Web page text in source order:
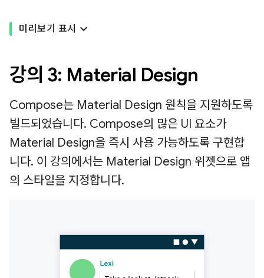
미리보기 표시
강의 3: Material Design
Compose는 Material Design 원칙을 지원하도록
빌드되었습니다. Compose의 많은 UI 요소가
Material Design을 즉시 사용 가능하도록 구현합
니다. 이 강의에서는 Material Design 위젯으로 앱
의 스타일을 지정합니다.